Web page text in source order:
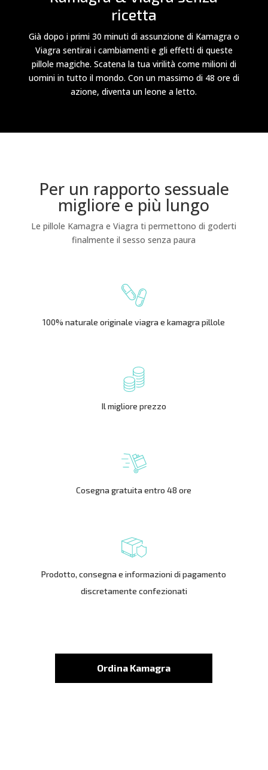
ricetta
Già dopo i primi 30 minuti di assunzione di Kamagra o
Viagra sentirai i cambiamenti e gli effetti di queste
pillole magiche. Scatena la tua virilità come milioni di
uomini in tutto il mondo. Con un massimo di 48 ore di
azione, diventa un leone a letto.
Per un rapporto sessuale
migliore e più lungo
Le pillole Kamagra e Viagra ti permettono di goderti
finalmente il sesso senza paura
100% naturale originale viagra e kamagra pillole
Il migliore prezzo
Cosegna gratuita entro 48 ore
Prodotto, consegna e informazioni di pagamento
discretamente confezionati
Ordina Kamagra